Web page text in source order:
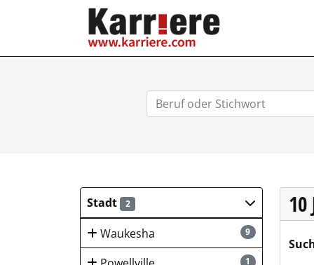
Stadt 2
9
Waukesha
1
10